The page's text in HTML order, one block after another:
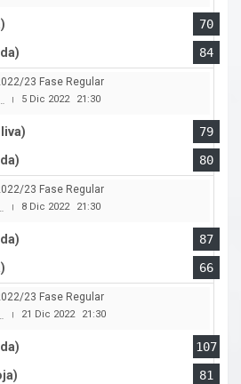
70
84
23 Fase Regular
| 5 Dic 2022 21:30
79
80
23 Fase Regular
| 8 Dic 2022 21:30
87
66
23 Fase Regular
| 21 Dic 2022 21:30
107
81